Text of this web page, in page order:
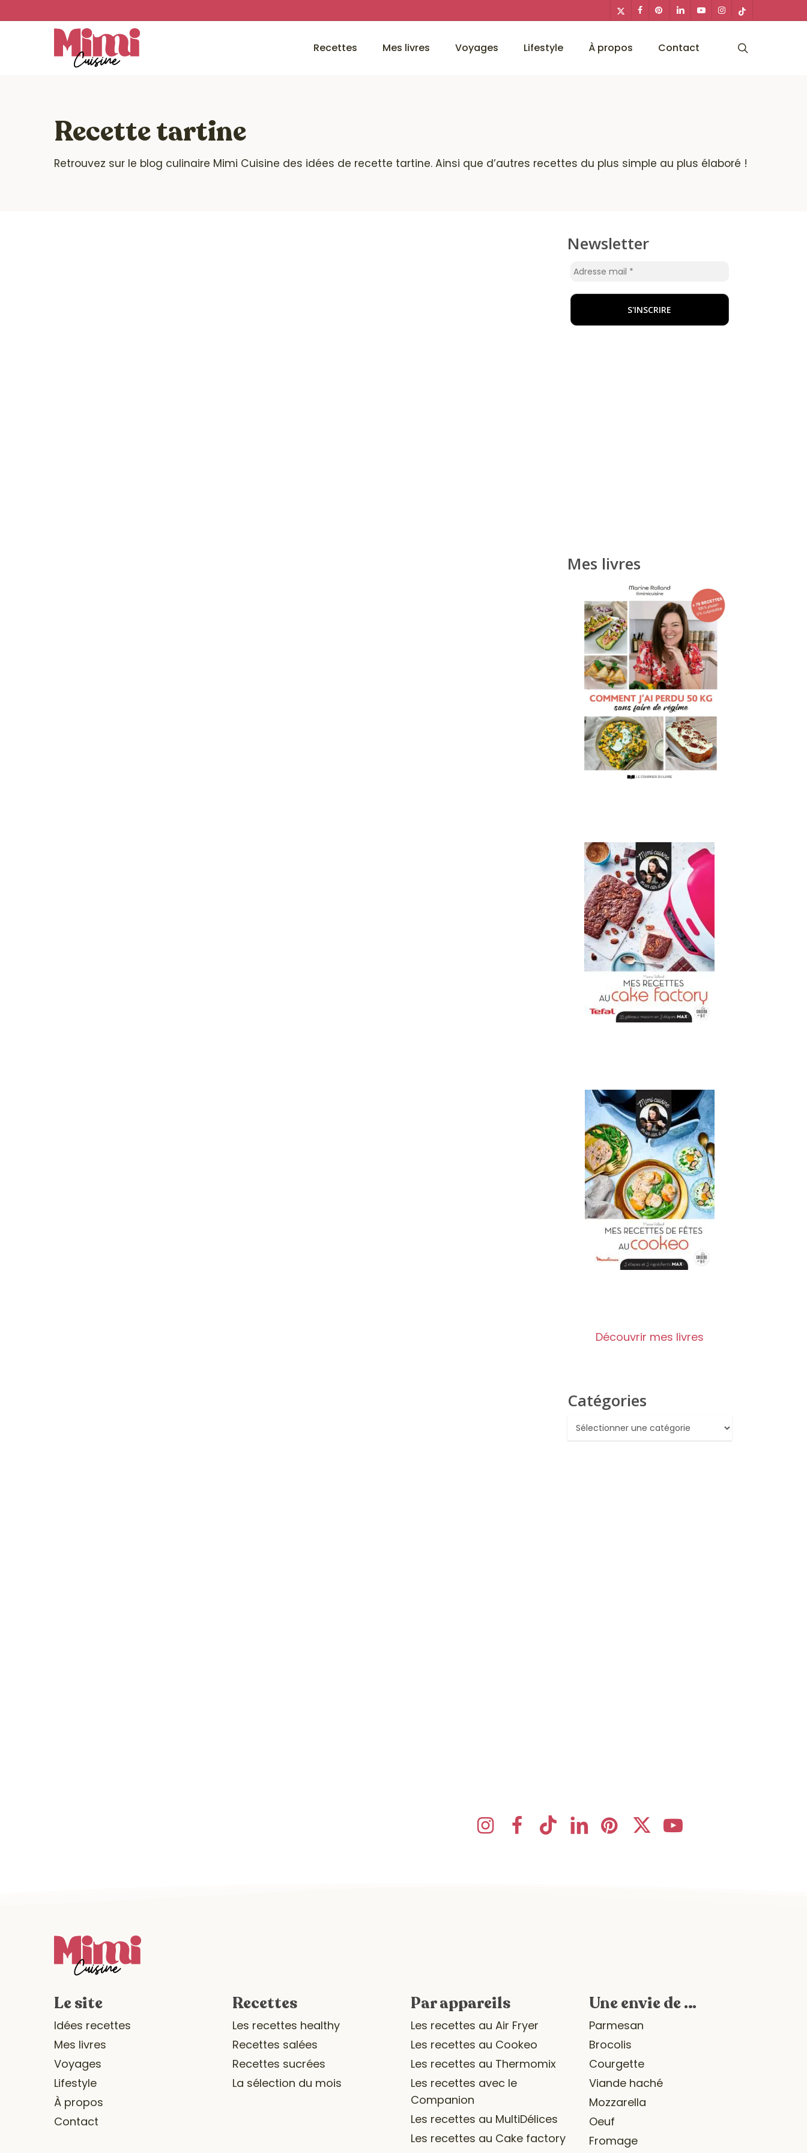
to
x-
twitter
facebookpinterestlinkedinyoutubeinstagram
tiktok
Recettes Mes livres Voyages Lifestyle À propos Contact
Recette tartine
Retrouvez sur le blog culinaire Mimi Cuisine des idées de recette tartine. Ainsi que d’autres recettes du plus simple au plus élaboré !
Newsletter
Mes livres
Découvrir mes livres
Catégories
Catégories
Le site
Idées recettes
Mes livres
Voyages
Lifestyle
À propos
Contact
Recettes
Les recettes healthy
Recettes salées
Recettes sucrées
La sélection du mois
Par appareils
Les recettes au Air Fryer
Les recettes au Cookeo
Les recettes au Thermomix
Les recettes avec le
Companion
Les recettes au MultiDélices
Les recettes au Cake factory
Une envie de …
Parmesan
Brocolis
Courgette
Viande haché
Mozzarella
Oeuf
Fromage